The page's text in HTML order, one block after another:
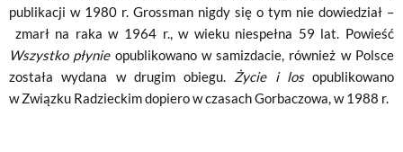
publikacji w 1980 r. Grossman nigdy się o tym nie dowiedział –
zmarł na raka w 1964 r., w wieku niespełna 59 lat. Powieść
Wszystko płynieopublikowano w samizdacie, również w Polsce
została wydana w drugim obiegu. Życie i losopublikowano
w Związku Radzieckim dopiero w czasach Gorbaczowa, w 1988 r.